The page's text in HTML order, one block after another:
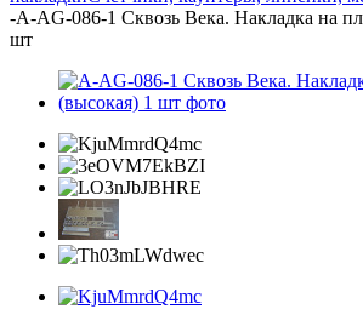
-A-AG-086-1 Сквозь Века. Накладка на
шт